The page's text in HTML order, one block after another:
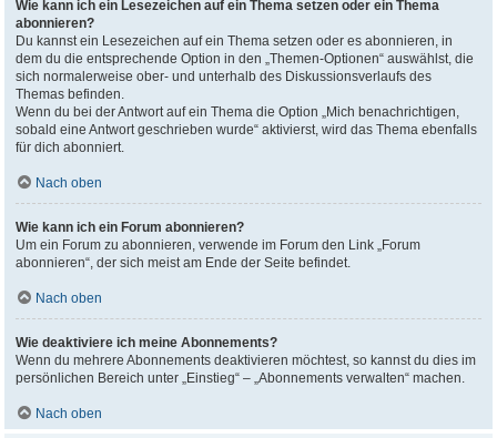
Wie kann ich ein Lesezeichen auf ein Thema setzen oder ein Thema
abonnieren?
Du kannst ein Lesezeichen auf ein Thema setzen oder es abonnieren, in
dem du die entsprechende Option in den „Themen-Optionen“ auswählst, die
sich normalerweise ober- und unterhalb des Diskussionsverlaufs des
Themas befinden.
Wenn du bei der Antwort auf ein Thema die Option „Mich benachrichtigen,
sobald eine Antwort geschrieben wurde“ aktivierst, wird das Thema ebenfalls
für dich abonniert.
Nach oben
Wie kann ich ein Forum abonnieren?
Um ein Forum zu abonnieren, verwende im Forum den Link „Forum
abonnieren“, der sich meist am Ende der Seite befindet.
Nach oben
Wie deaktiviere ich meine Abonnements?
Wenn du mehrere Abonnements deaktivieren möchtest, so kannst du dies im
persönlichen Bereich unter „Einstieg“ – „Abonnements verwalten“ machen.
Nach oben